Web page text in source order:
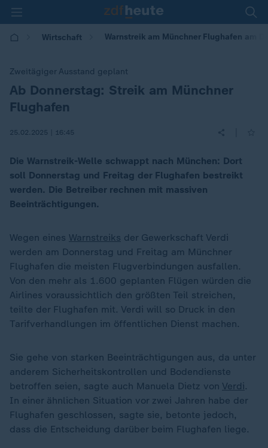
Wirtschaft Warnstreik am Münchner Flughafen am
Zweitägiger Ausstand geplant
:
Ab Donnerstag: Streik am Münchner
Flughafen
25.02.2025 | 16:45
Die Warnstreik-Welle schwappt nach München: Dort
soll Donnerstag und Freitag der Flughafen bestreikt
werden. Die Betreiber rechnen mit massiven
Beeinträchtigungen.
Wegen eines Warnstreiks der Gewerkschaft Verdi
werden am Donnerstag und Freitag am Münchner
Flughafen die meisten Flugverbindungen ausfallen.
Von den mehr als 1.600 geplanten Flügen würden die
Airlines voraussichtlich den größten Teil streichen,
teilte der Flughafen mit. Verdi will so Druck in den
Tarifverhandlungen im öffentlichen Dienst machen.
Sie gehe von starken Beeinträchtigungen aus, da unter
anderem Sicherheitskontrollen und Bodendienste
betroffen seien, sagte auch Manuela Dietz von Verdi.
In einer ähnlichen Situation vor zwei Jahren habe der
Flughafen geschlossen, sagte sie, betonte jedoch,
dass die Entscheidung darüber beim Flughafen liege.